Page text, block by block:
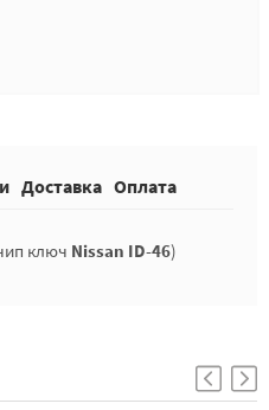
Доставка Оплата
ключ Nissan ID-46)